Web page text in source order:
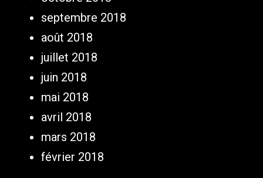
septembre 2018
août 2018
juillet 2018
juin 2018
mai 2018
avril 2018
mars 2018
février 2018